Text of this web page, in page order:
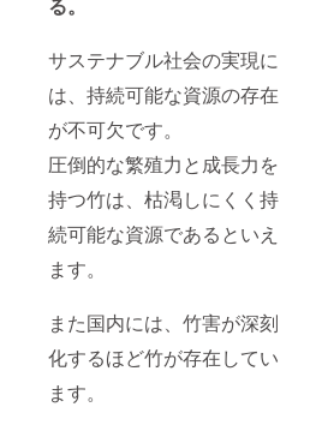
サステナブル社会の実現に
は、持続可能な資源の存在
が不可欠です。
圧倒的な繁殖力と成長力を
持つ竹は、枯渇しにくく持
続可能な資源であるといえ
ます。
また国内には、竹害が深刻
化するほど竹が存在してい
ます。